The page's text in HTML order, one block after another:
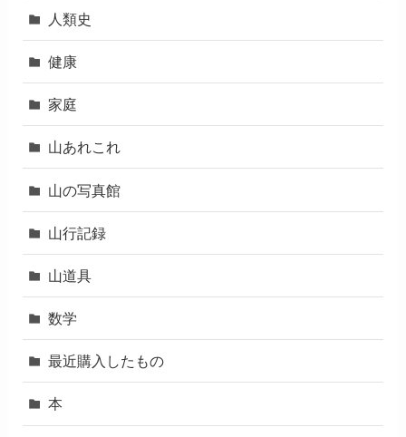
人類史
健康
家庭
山あれこれ
山の写真館
山行記録
山道具
数学
最近購入したもの
本